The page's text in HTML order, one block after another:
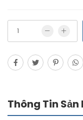
Thông Tin Sản